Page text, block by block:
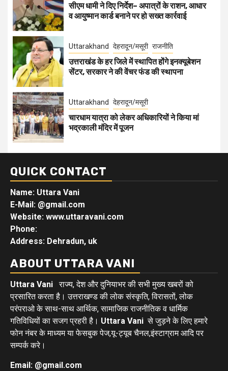
सीएम धामी ने दिए निर्देश– अपात्रों के राशन, आधार
व आयुष्मान कार्ड बनाने पर हो सख्त कार्रवाई
Uttarakhand देहरादून/मसूरी राजनीति
उत्तराखंड के हर जिले में स्थापित होंगे इनक्यूबेशन
सेंटर, सरकार ने की वेंचर फंड की स्थापना
Uttarakhand देहरादून/मसूरी
चारधाम यात्रा को लेकर अधिकारियों ने किया मां
भद्रकाली मंदिर में पूजन
QUICK CONTACT
Name: Uttara Vani
E-Mail: @gmail.com
Website: www.uttaravani.com
Phone:
Address: Dehradun, uk
ABOUT UTTARA VANI
Uttara Vani राज्य, देश और दुनियाभर की सभी मुख्य खबरों को
प्रसारित करता है। उत्तराखण्ड की लोक संस्कृति, विरासतों, लोक
परंपराओ के साथ-साथ आर्थिक, सामाजिक राजनीतिक व धार्मिक
गतिविधियों का सजग प्रहरी है। Uttara Vani से जुड़ने के लिए हमारे
फोन नंबर के माध्यम या फेसबुक पेज,यू-ट्यूब चैनल,इंस्टाग्राम आदि पर
सम्पर्क करे।
Email: @gmail.com